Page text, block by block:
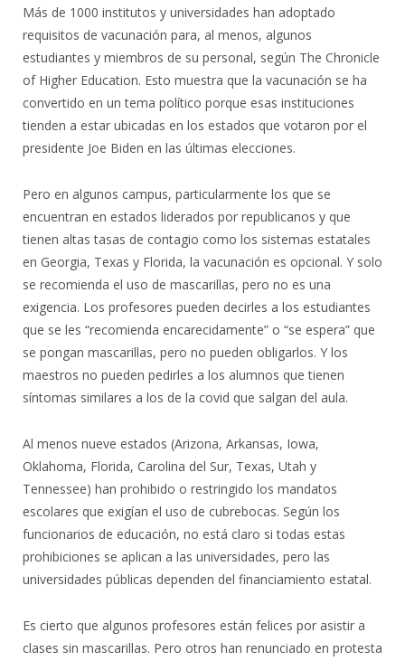
Más de 1000 institutos y universidades han adoptado
requisitos de vacunación para, al menos, algunos
estudiantes y miembros de su personal, según The Chronicle
of Higher Education. Esto muestra que la vacunación se ha
convertido en un tema político porque esas instituciones
tienden a estar ubicadas en los estados que votaron por el
presidente Joe Biden en las últimas elecciones.
Pero en algunos campus, particularmente los que se
encuentran en estados liderados por republicanos y que
tienen altas tasas de contagio como los sistemas estatales
en Georgia, Texas y Florida, la vacunación es opcional. Y solo
se recomienda el uso de mascarillas, pero no es una
exigencia. Los profesores pueden decirles a los estudiantes
que se les “recomienda encarecidamente” o “se espera” que
se pongan mascarillas, pero no pueden obligarlos. Y los
maestros no pueden pedirles a los alumnos que tienen
síntomas similares a los de la covid que salgan del aula.
Al menos nueve estados (Arizona, Arkansas, Iowa,
Oklahoma, Florida, Carolina del Sur, Texas, Utah y
Tennessee) han prohibido o restringido los mandatos
escolares que exigían el uso de cubrebocas. Según los
funcionarios de educación, no está claro si todas estas
prohibiciones se aplican a las universidades, pero las
universidades públicas dependen del financiamiento estatal.
Es cierto que algunos profesores están felices por asistir a
clases sin mascarillas. Pero otros han renunciado en protesta